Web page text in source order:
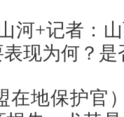
河+记者：
现为何？
在地保护官